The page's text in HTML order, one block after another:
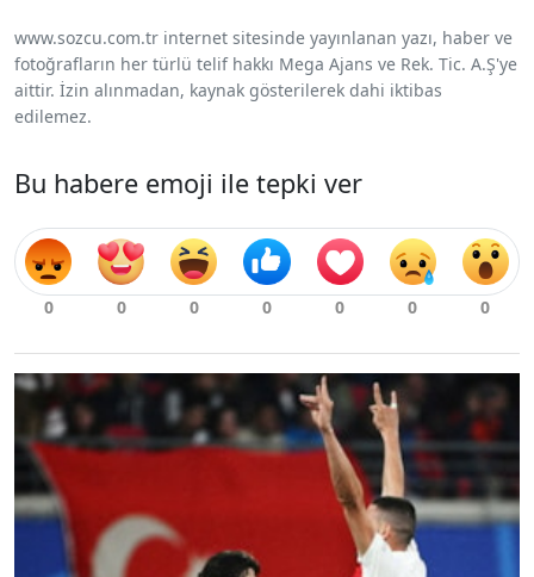
www.sozcu.com.tr internet sitesinde yayınlanan yazı, haber ve
fotoğrafların her türlü telif hakkı Mega Ajans ve Rek. Tic. A.Ş'ye
aittir. İzin alınmadan, kaynak gösterilerek dahi iktibas
edilemez.
Bu habere emoji ile tepki ver